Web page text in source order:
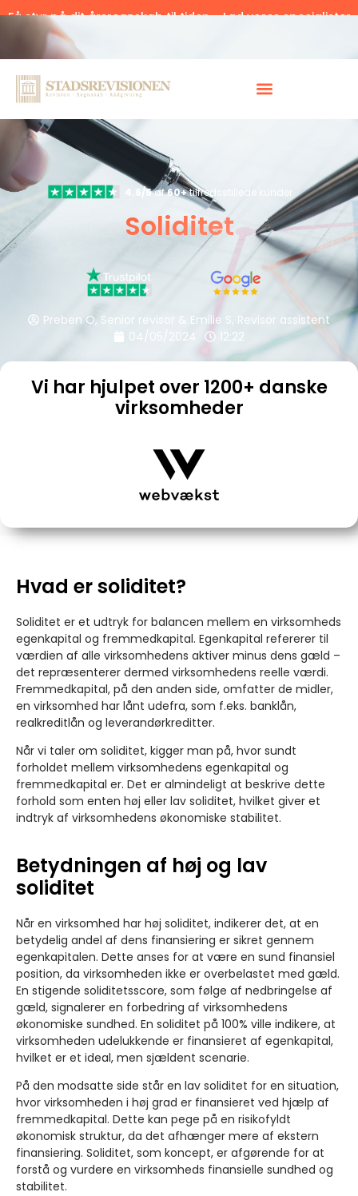
Få styr på dit årsregnskab til tiden – Lad vores specialister
4.6/5af60+tilfredsstillede kunder
Soliditet
Preben O, Senior revisor & Emilie S, Revisor assistent
04/05/2024
12:22
Vi har hjulpet over 1200+ danske
virksomheder
Hvad er soliditet?
Soliditet er et udtryk for balancen mellem en virksomheds
egenkapital og fremmedkapital. Egenkapital refererer til
værdien af alle virksomhedens aktiver minus dens gæld –
det repræsenterer dermed virksomhedens reelle værdi.
Fremmedkapital, på den anden side, omfatter de midler,
en virksomhed har lånt udefra, som f.eks. banklån,
realkreditlån og leverandørkreditter.
Når vi taler om soliditet, kigger man på, hvor sundt
forholdet mellem virksomhedens egenkapital og
fremmedkapital er. Det er almindeligt at beskrive dette
forhold som enten høj eller lav soliditet, hvilket giver et
indtryk af virksomhedens økonomiske stabilitet.
Betydningen af høj og lav
soliditet
Når en virksomhed har høj soliditet, indikerer det, at en
betydelig andel af dens finansiering er sikret gennem
egenkapitalen. Dette anses for at være en sund finansiel
position, da virksomheden ikke er overbelastet med gæld.
En stigende soliditetsscore, som følge af nedbringelse af
gæld, signalerer en forbedring af virksomhedens
økonomiske sundhed. En soliditet på 100% ville indikere, at
virksomheden udelukkende er finansieret af egenkapital,
hvilket er et ideal, men sjældent scenarie.
På den modsatte side står en lav soliditet for en situation,
hvor virksomheden i høj grad er finansieret ved hjælp af
fremmedkapital. Dette kan pege på en risikofyldt
økonomisk struktur, da det afhænger mere af ekstern
finansiering. Soliditet, som koncept, er afgørende for at
forstå og vurdere en virksomheds finansielle sundhed og
stabilitet.